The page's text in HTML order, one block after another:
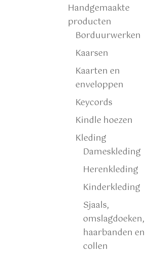
Handgemaakte
producten
Borduurwerken
Kaarsen
Kaarten en
enveloppen
Keycords
Kindle hoezen
Kleding
Dameskleding
Herenkleding
Kinderkleding
Sjaals,
omslagdoeken,
haarbanden en
collen